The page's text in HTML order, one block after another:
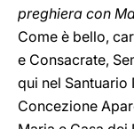
preghiera con
Come è bello,
e Consacrate,
qui nel Santuario
Concezione